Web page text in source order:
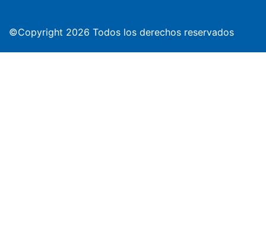
©Copyright 2026 Todos los derechos reservados